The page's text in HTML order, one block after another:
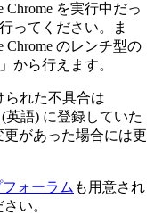
を実行中だっ
ってください。ま
のレンチ型の
から行えます。
られた不具合は
(英語) に登録していた
があった場合には更
フォーラム も用意され
い。